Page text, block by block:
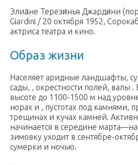
Элиа́не Терези́нья Джарди́ни
Giardini / 20 октября 1952,
актриса театра и кино.
Образ жизни
Населяет аридные ландшафты,
сады, , окрестности полей, валы .
высоте до 1100-1500 м над
норах и , пустотах под камнями,
трещинах и кучах камней.
начинается в середине
зимовку уходит в сентябре-
сумерки и ночью.